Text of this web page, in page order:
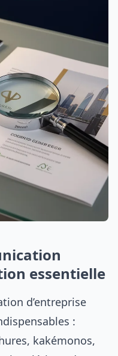
essentielle
d’entreprise
:
kakémonos,